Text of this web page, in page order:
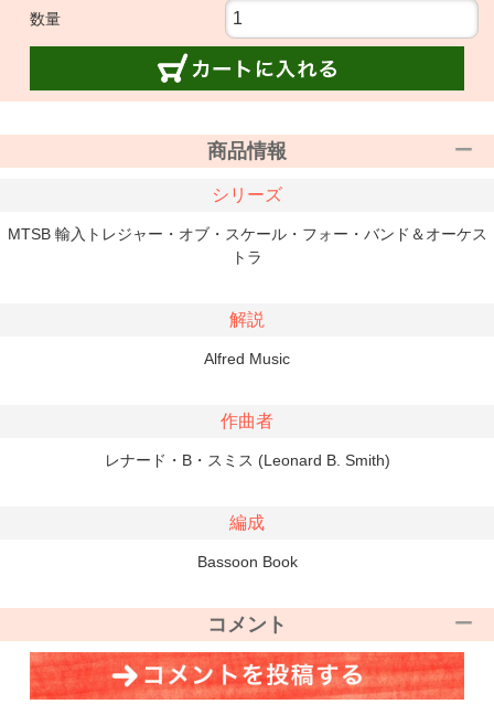
数量
商品情報
シリーズ
MTSB 輸入トレジャー・オブ・スケール・フォー・バンド＆オーケス
トラ
解説
Alfred Music
作曲者
レナード・B・スミス (Leonard B. Smith)
編成
Bassoon Book
コメント